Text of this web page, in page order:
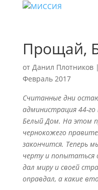
Прощай,
от Данил Плотников|
Февраль 2017
Считанные дни
администрация 44-
Белый Дом. На этом
чернокожего
закончится. Теперь
черту и попытаться
дал миру и своей
оправдал, а какие